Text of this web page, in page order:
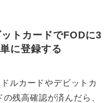
トカードでFODに3
に登録する
ルカードやデビットカ
残高確認が済んだら、